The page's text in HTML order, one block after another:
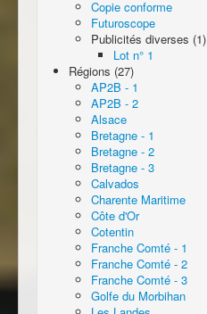
Copie conforme
Futuroscope
Publicités diverses (1)
Lot n° 1
Régions (27)
AP2B - 1
AP2B - 2
Alsace
Bretagne - 1
Bretagne - 2
Bretagne - 3
Calvados
Charente Maritime
Côte d'Or
Cotentin
Franche Comté - 1
Franche Comté - 2
Franche Comté - 3
Golfe du Morbihan